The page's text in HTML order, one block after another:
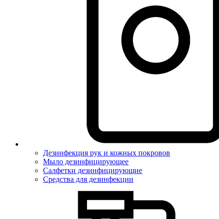
Дезинфекция рук и кожных покровов
Мыло дезинфицирующее
Салфетки дезинфицирующие
Средства для дезинфекции